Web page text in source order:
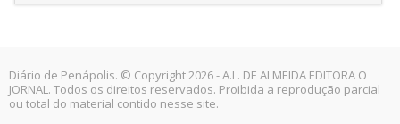
Diário de Penápolis. © Copyright 2026 - A.L. DE ALMEIDA EDITORA O
JORNAL. Todos os direitos reservados. Proibida a reprodução parcial
ou total do material contido nesse site.